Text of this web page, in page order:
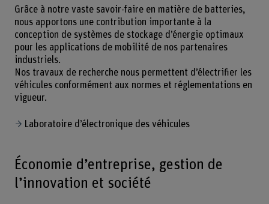
Grâce à notre vaste savoir-faire en matière de batteries,
nous apportons une contribution importante à la
conception de systèmes de stockage d’énergie optimaux
pour les applications de mobilité de nos partenaires
industriels.
Nos travaux de recherche nous permettent d’électrifier les
véhicules conformément aux normes et réglementations en
vigueur.
Laboratoire d’électronique des véhicules
Économie d’entreprise, gestion de
l’innovation et société